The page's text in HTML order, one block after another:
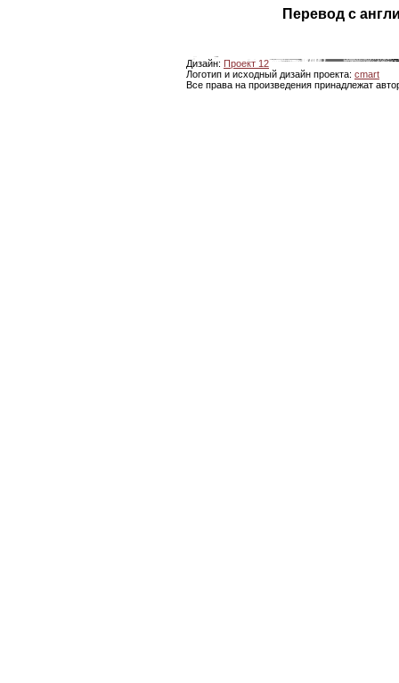
Перевод с
Дизайн: Проект 12
Логотип и исходный дизайн проекта: cmart
Все права на произведения принадлежат